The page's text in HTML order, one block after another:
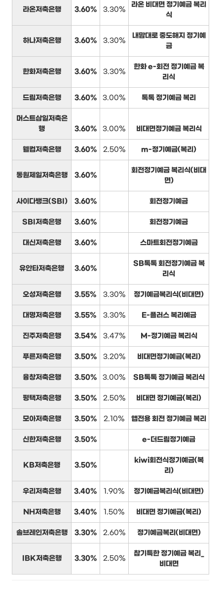
라온저축은행 3.60% 3.30%
라온 비대면 정기예금 복리
식
하나저축은행 3.60% 3.30%
내맘대로 중도해지 정기예
금
한화저축은행 3.60% 3.30%
한화 e-회전 정기예금 복
리식
드림저축은행 3.60% 3.00% 톡톡 정기예금 복리
머스트삼일저축은
행
3.60% 3.00% 비대면정기예금 복리식
웰컴저축은행 3.60% 2.50% m-정기예금(복리)
동원제일저축은행 3.60%
회전정기예금 복리식(비대
면)
사이다뱅크(SBI) 3.60% 회전정기예금
SBI저축은행 3.60% 회전정기예금
대신저축은행 3.60% 스마트회전정기예금
유안타저축은행 3.60%
SB톡톡 회전정기예금 복
리식
오성저축은행 3.55% 3.30% 정기예금복리식(비대면)
대명저축은행 3.55% 3.30% E-플러스 복리예금
진주저축은행 3.54% 3.47% M-정기예금 복리식
푸른저축은행 3.50% 3.20% 비대면정기예금(복리)
융창저축은행 3.50% 3.00% SB톡톡 정기예금 복리식
평택저축은행 3.50% 2.50% 비대면 정기예금(복리)
모아저축은행 3.50% 2.10% 앱전용 회전 정기예금 복리
신한저축은행 3.50% e-더드림정기예금
KB저축은행 3.50%
kiwi회전식정기예금(복
리)
우리저축은행 3.40% 1.90% 정기예금복리식(비대면)
NH저축은행 3.40% 1.50% 비대면 정기예금(복리)
솔브레인저축은행 3.30% 2.60% 정기예금복리(비대면)
IBK저축은행 3.30% 2.50%
참기특한 정기예금 복리_
비대면